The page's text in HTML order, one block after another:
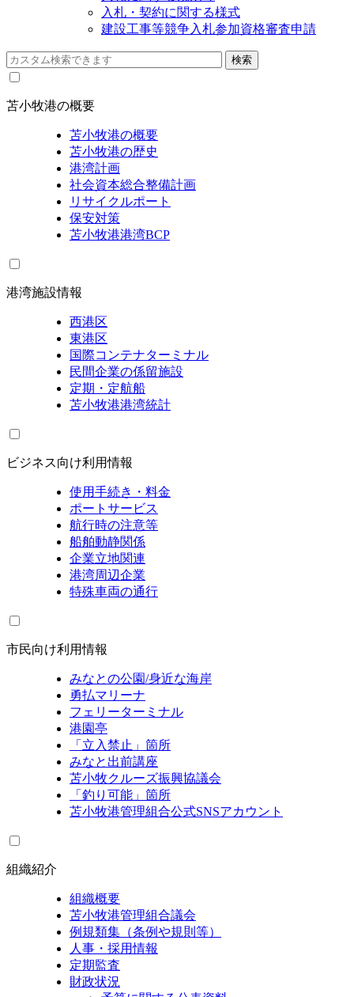
入札・契約に関する様式
建設工事等競争入札参加資格審査申請
苫小牧港の概要
苫小牧港の概要
苫小牧港の歴史
港湾計画
社会資本総合整備計画
リサイクルポート
保安対策
苫小牧港港湾BCP
港湾施設情報
西港区
東港区
国際コンテナターミナル
民間企業の係留施設
定期・定航船
苫小牧港港湾統計
ビジネス向け利用情報
使用手続き・料金
ポートサービス
航行時の注意等
船舶動静関係
企業立地関連
港湾周辺企業
特殊車両の通行
市民向け利用情報
みなとの公園/身近な海岸
勇払マリーナ
フェリーターミナル
港園亭
「立入禁止」箇所
みなと出前講座
苫小牧クルーズ振興協議会
「釣り可能」箇所
苫小牧港管理組合公式SNSアカウント
組織紹介
組織概要
苫小牧港管理組合議会
例規類集（条例や規則等）
人事・採用情報
定期監査
財政状況